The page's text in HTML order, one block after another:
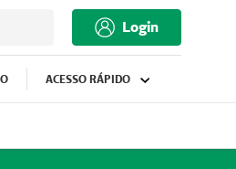
Login
ACESSO RÁPIDO